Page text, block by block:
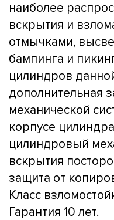
наиболее
вскрытия и
отмычками,
бампинга и
цилиндров
дополнительная
механической
корпусе
цилиндровый
вскрытия
защита от
Класс
Гарантия 10 лет.